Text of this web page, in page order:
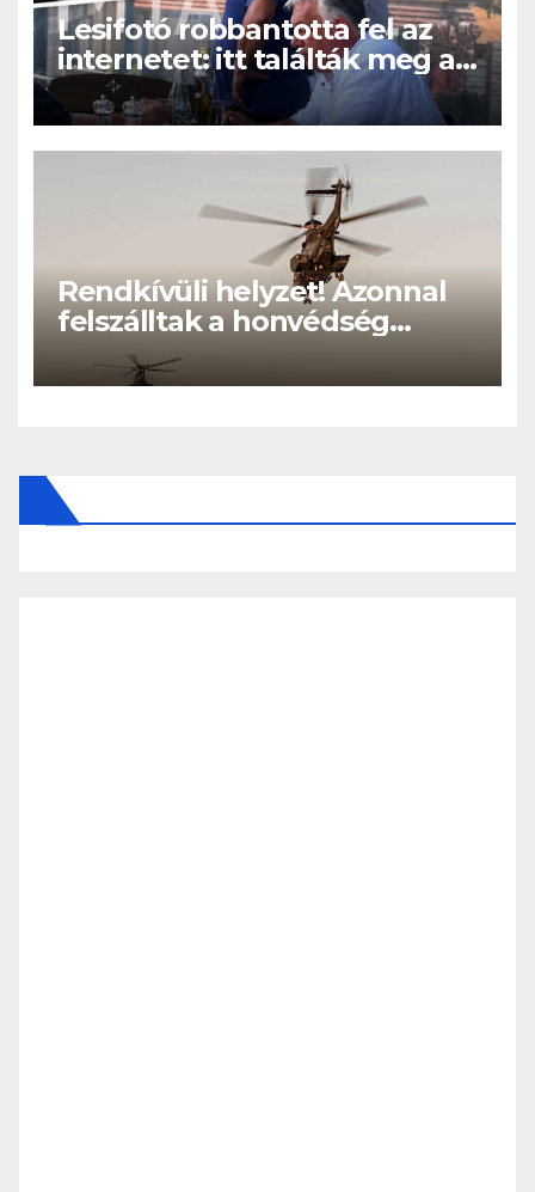
Lesifotó robbantotta fel az
internetet: itt találták meg az
eltűnt Orbán Viktort!
Rendkívüli helyzet! Azonnal
felszálltak a honvédség
helikopterei, óriási a baj
Magyarországon! – Kiadták a